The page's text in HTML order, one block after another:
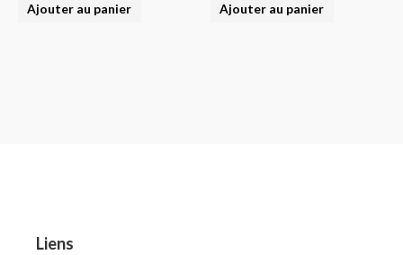
Ajouter au panier Ajouter au panier
Liens